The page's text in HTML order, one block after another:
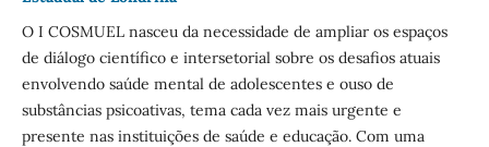
O I COSMUEL nasceu da necessidade de ampliar os espaços
de diálogo científico e intersetorial sobre os desafios atuais
envolvendo saúde mental de adolescentes e ouso de
substâncias psicoativas, tema cada vez mais urgente e
presente nas instituições de saúde e educação. Com uma